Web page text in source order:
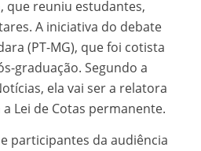
que reuniu estudantes,
A iniciativa do debate
(PT-MG), que foi cotista
graduação. Segundo a
ela vai ser a relatora
Lei de Cotas permanente.
participantes da audiência